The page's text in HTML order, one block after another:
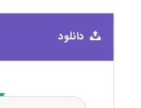
دانلود